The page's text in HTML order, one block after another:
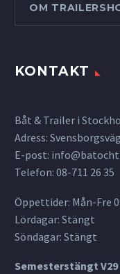
OM
KONTAKT
Båt & Trailer i
Adress:
E-post:
Telefon: 08-711 26 35
Öppettider: Mån-Fre
Lördagar: Stängt
Söndagar: Stängt
Semesterstängt V29